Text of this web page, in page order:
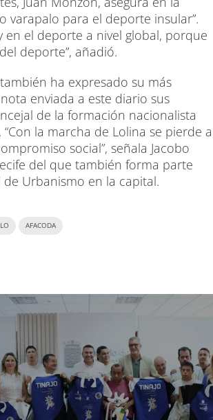
varapalo para el deporte insular”.
en el deporte a nivel global, porque
deporte”, añadió.
ha expresado su más
enviada a este diario sus
de la formación nacionalista
la marcha de Lolina se pierde a
social”, señala Jacobo
del que también forma parte
Urbanismo en la capital.
AFACODA